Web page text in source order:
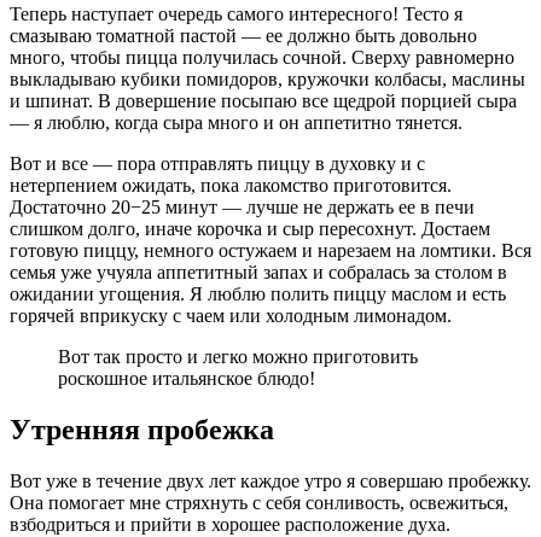
Теперь наступает очередь самого интересного! Тесто я
смазываю томатной пастой — ее должно быть довольно
много, чтобы пицца получилась сочной. Сверху равномерно
выкладываю кубики помидоров, кружочки колбасы, маслины
и шпинат. В довершение посыпаю все щедрой порцией сыра
— я люблю, когда сыра много и он аппетитно тянется.
Вот и все — пора отправлять пиццу в духовку и с
нетерпением ожидать, пока лакомство приготовится.
Достаточно 20−25 минут — лучше не держать ее в печи
слишком долго, иначе корочка и сыр пересохнут. Достаем
готовую пиццу, немного остужаем и нарезаем на ломтики. Вся
семья уже учуяла аппетитный запах и собралась за столом в
ожидании угощения. Я люблю полить пиццу маслом и есть
горячей вприкуску с чаем или холодным лимонадом.
Вот так просто и легко можно приготовить
роскошное итальянское блюдо!
Утренняя пробежка
Вот уже в течение двух лет каждое утро я совершаю пробежку.
Она помогает мне стряхнуть с себя сонливость, освежиться,
взбодриться и прийти в хорошее расположение духа.